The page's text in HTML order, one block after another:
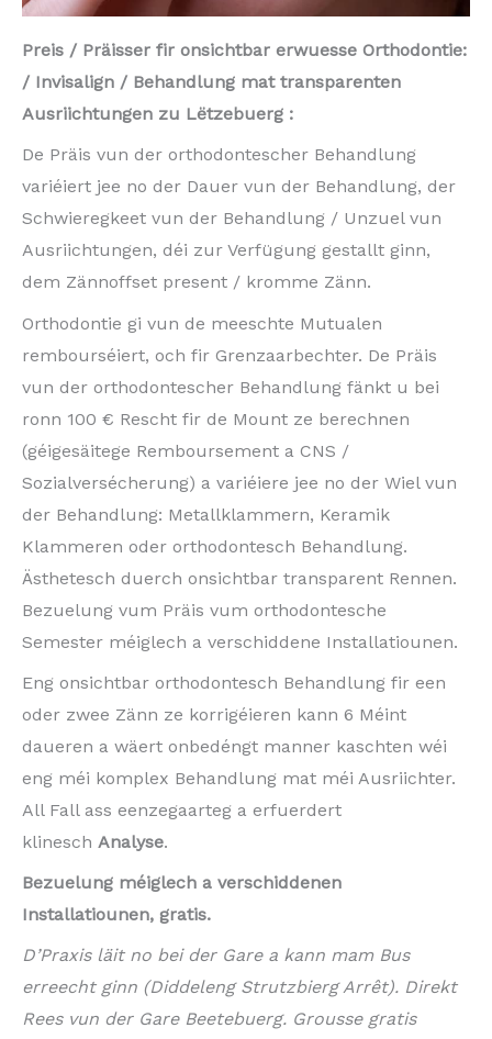
Preis / Präisser fir onsichtbar erwuesse Orthodontie:
/ Invisalign / Behandlung mat transparenten
Ausriichtungen zu Lëtzebuerg :
De Präis vun der orthodontescher Behandlung
variéiert jee no der Dauer vun der Behandlung, der
Schwieregkeet vun der Behandlung / Unzuel vun
Ausriichtungen, déi zur Verfügung gestallt ginn,
dem Zännoffset present / kromme Zänn.
Orthodontie gi vun de meeschte Mutualen
rembourséiert, och fir Grenzaarbechter. De Präis
vun der orthodontescher Behandlung fänkt u bei
ronn 100 € Rescht fir de Mount ze berechnen
(géigesäitege Remboursement a CNS /
Sozialversécherung) a variéiere jee no der Wiel vun
der Behandlung: Metallklammern, Keramik
Klammeren oder orthodontesch Behandlung.
Ästhetesch duerch onsichtbar transparent Rennen.
Bezuelung vum Präis vum orthodontesche
Semester méiglech a verschiddene Installatiounen.
Eng onsichtbar orthodontesch Behandlung fir een
oder zwee Zänn ze korrigéieren kann 6 Méint
daueren a wäert onbedéngt manner kaschten wéi
eng méi komplex Behandlung mat méi Ausriichter.
All Fall ass eenzegaarteg a erfuerdert
klinesch Analyse.
Bezuelung méiglech a verschiddenen
Installatiounen, gratis.
D’Praxis läit no bei der Gare a kann mam Bus
erreecht ginn (Diddeleng Strutzbierg Arrêt). Direkt
Rees vun der Gare Beetebuerg. Grousse gratis